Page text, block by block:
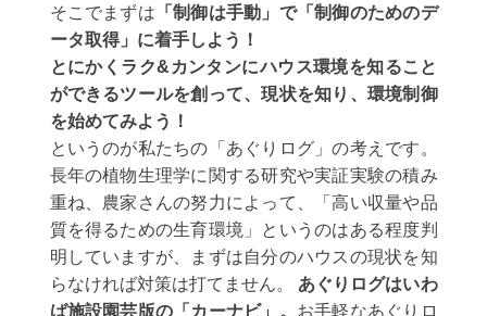
そこでまずは 「制御は手動」で「制御のためのデ
ータ取得」に着手しよう！
とにかくラク&カンタンにハウス環境を知ること
ができるツールを創って、現状を知り、環境制御
を始めてみよう！
というのが私たちの「あぐりログ」の考えです。
長年の植物生理学に関する研究や実証実験の積み
重ね、農家さんの努力によって、「高い収量や品
質を得るための生育環境」というのはある程度判
明していますが、まずは自分のハウスの現状を知
らなければ対策は打てません。 あぐりログはいわ
ば施設園芸版の「カーナビ」。 お手軽なあぐりロ